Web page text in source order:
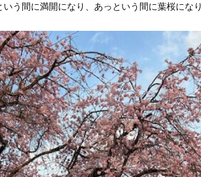
う間に満開になり、あっという間に葉桜になり